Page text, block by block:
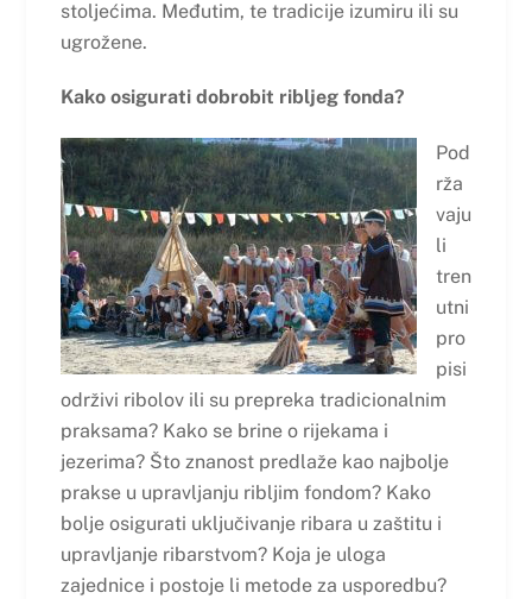
stoljećima. Međutim, te tradicije izumiru ili su
ugrožene.
Kako osigurati dobrobit ribljeg fonda?
Pod
rža
vaju
li
tren
utni
pro
pisi
održivi ribolov ili su prepreka tradicionalnim
praksama? Kako se brine o rijekama i
jezerima? Što znanost predlaže kao najbolje
prakse u upravljanju ribljim fondom? Kako
bolje osigurati uključivanje ribara u zaštitu i
upravljanje ribarstvom? Koja je uloga
zajednice i postoje li metode za usporedbu?